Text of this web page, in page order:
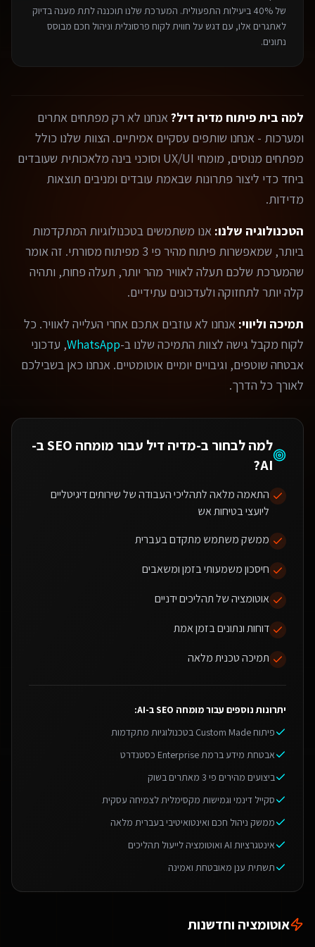
של 40% ביעילות התפעולית. המערכת שלנו תוכננה לתת מענה בדיוק
לאתגרים אלו, עם דגש על חווית לקוח פרסונלית וניהול חכם מבוסס
נתונים.
למה בית פיתוח מדיה דיל?אנחנו לא רק מפתחים אתרים
ומערכות - אנחנו שותפים עסקיים אמיתיים. הצוות שלנו כולל
מפתחים מנוסים, מומחי UX/UI וסוכני בינה מלאכותית שעובדים
ביחד כדי ליצור פתרונות שבאמת עובדים ומניבים תוצאות
מדידות.
הטכנולוגיה שלנו: אנו משתמשים בטכנולוגיות המתקדמות
ביותר, שמאפשרות פיתוח מהיר פי 3 מפיתוח מסורתי. זה אומר
שהמערכת שלכם תעלה לאוויר מהר יותר, תעלה פחות, ותהיה
קלה יותר לתחזוקה ולעדכונים עתידיים.
תמיכה וליווי: אנחנו לא עוזבים אתכם אחרי העלייה לאוויר. כל
לקוח מקבל גישה לצוות התמיכה שלנו ב-WhatsApp, עדכוני
אבטחה שוטפים, וגיבויים יומיים אוטומטיים. אנחנו כאן בשבילכם
לאורך כל הדרך.
למה לבחור ב-מדיה דיל עבור
מומחה SEO ב-
AI
?
התאמה מלאה לתהליכי העבודה של שירותים דיגיטליים
ליועצי בטיחות אש
ממשק משתמש מתקדם בעברית
חיסכון משמעותי בזמן ומשאבים
אוטומציה של תהליכים ידניים
דוחות ונתונים בזמן אמת
תמיכה טכנית מלאה
יתרונות נוספים עבורמומחה SEO ב-AI
:
פיתוח Custom Made בטכנולוגיות מתקדמות
אבטחת מידע ברמת Enterprise כסטנדרט
ביצועים מהירים פי 3 מאתרים בשוק
סקייל דינמי וגמישות מקסימלית לצמיחה עסקית
ממשק ניהול חכם ואינטואיטיבי בעברית מלאה
אינטגרציות AI ואוטומציה לייעול תהליכים
תשתית ענן מאובטחת ואמינה
אוטומציה וחדשנות